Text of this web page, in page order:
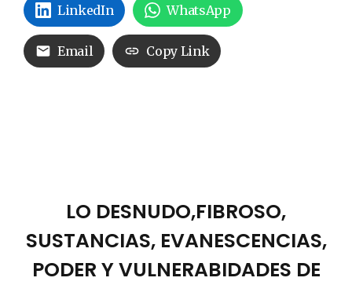
LinkedIn WhatsApp
Email Copy Link
LO DESNUDO,FIBROSO,
SUSTANCIAS, EVANESCENCIAS,
PODER Y VULNERABIDADES DE